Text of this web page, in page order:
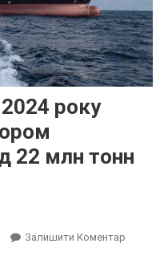
року
22 млн тонн
Залишити КоментарOn